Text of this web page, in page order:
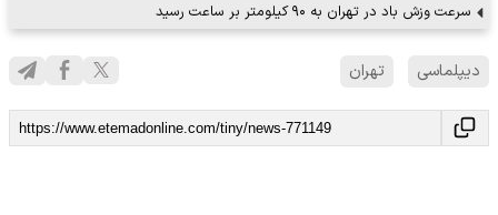
سرعت وزش باد در تهران به ۹۰ کیلومتر بر ساعت رسید
دیپلماسی تهران